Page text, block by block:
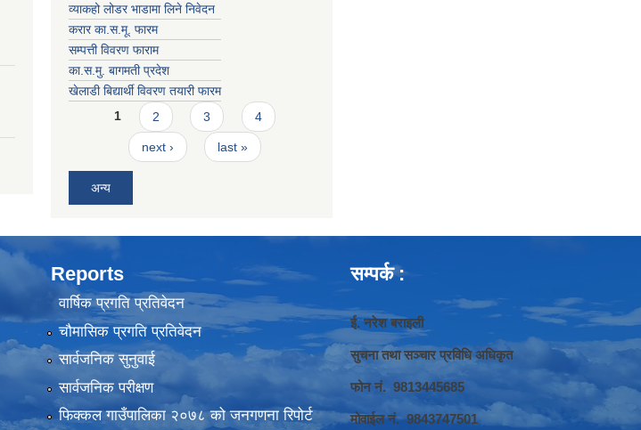
व्याकहो लोडर भाडामा लिने निवेदन
करार का.स.मू. फारम
सम्पत्ती विवरण फाराम
का.स.मु. बागमती प्रदेश
खेलाडी बिद्यार्थी विवरण तयारी फारम
Pages
1 2 3 4
next › last »
अन्य
Reports
वार्षिक प्रगति प्रतिवेदन
चौमासिक प्रगति प्रतिवेदन
सार्वजनिक सुनुवाई
सार्वजनिक परीक्षण
फिक्कल गाउँपालिका २०७८ को जनगणना रिपोर्ट
सम्पर्क :
ई. नरेश बराइली
सुचना तथा सञ्‍चार प्रविधि अधिकृत
फोन नं. 9813445685
मोवाईल नं. 9843747501